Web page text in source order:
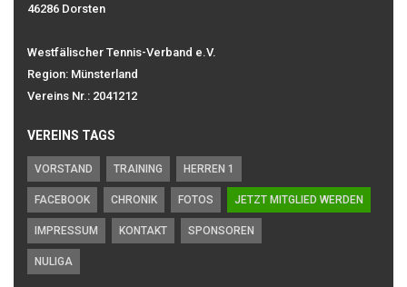
46286 Dorsten
Westfälischer Tennis-Verband e.V.
Region: Münsterland
Vereins Nr.: 2041212
VEREINS TAGS
VORSTAND TRAINING HERREN 1
FACEBOOK CHRONIK FOTOS JETZT MITGLIED WERDEN
IMPRESSUM KONTAKT SPONSOREN
NULIGA